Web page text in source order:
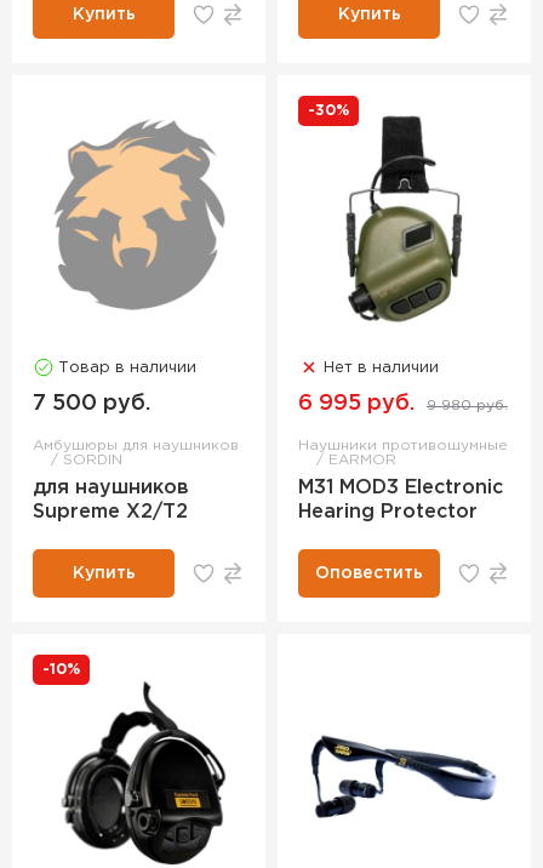
Купить Купить
Товар в наличии
7 500 руб.
Амбушюры для наушников
SORDIN
для наушников
Supreme X2/T2
Купить
-30%
Нет в наличии
6 995 руб. 9 980 руб.
Наушники противошумные
EARMOR
М31 MOD3 Electronic
Hearing Protector
Оповестить
-10%